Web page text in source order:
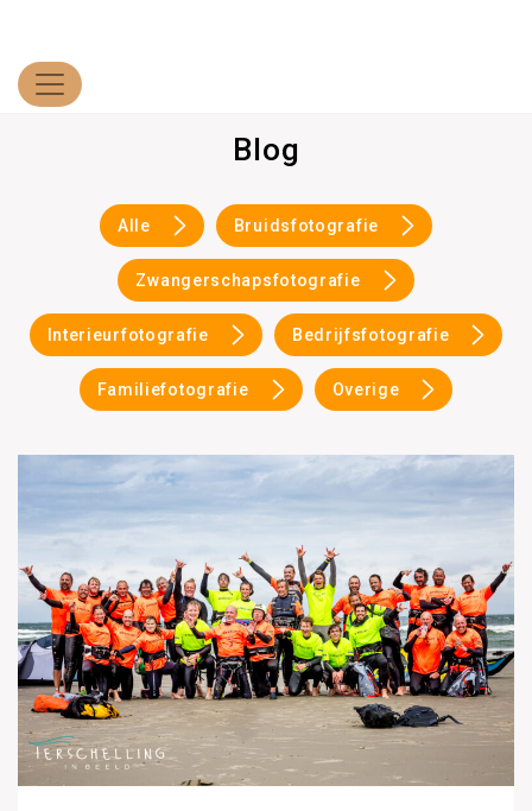
Blog
Alle Bruidsfotografie
Zwangerschapsfotografie
Interieurfotografie Bedrijfsfotografie
Familiefotografie Overige